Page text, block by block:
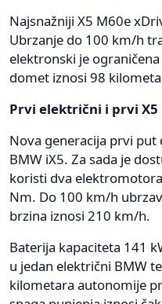
Najsnažniji X5 M60e
Ubrzanje do 100 km/h
elektronski je
domet iznosi 98
Prvi električni i prvi X5
Nova generacija prvi
BMW iX5. Za sada je
koristi dva
Nm. Do 100 km/h
brzina iznosi 210 km/h.
Baterija kapaciteta 141
u jedan električni BMW
kilometara autonomije